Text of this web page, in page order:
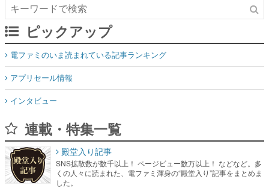
ピックアップ
電ファミのいま読まれている記事ランキング
アプリセール情報
インタビュー
連載・特集一覧
殿堂入り記事
SNS拡散数が数千以上！ ページビュー数万以上！ などなど。多
くの人々に読まれた、電ファミ渾身の“殿堂入り”記事をまとめま
した。